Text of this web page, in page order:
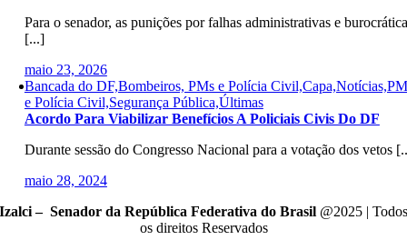
Para o senador, as punições por falhas administrativas e
[...]
maio 23, 2026
Bancada do DF,Bombeiros, PMs e Polícia
e Polícia Civil,Segurança Pública,Últimas
Acordo Para Viabilizar Benefícios A Policiais Civis Do DF
Durante sessão do Congresso Nacional para a votação dos vetos
maio 28, 2024
Izalci – Senador da República Federativa do Brasil @2025 | Todos
os direitos Reservados